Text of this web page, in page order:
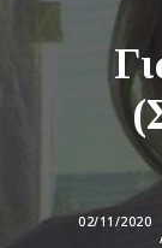
ΑΠΟΔΕΛΤΙΩΣΗ
ΕΠΙΚΟΙΝΩΝΙΑ
02/11/2020